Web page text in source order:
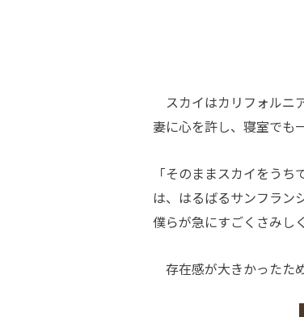
スカイはカリフォルニ
妻に心を許し、寝室でも
「そのままスカイをう
は、はるばるサンフラン
僕らが急にすごくさみし
存在感が大きかったた